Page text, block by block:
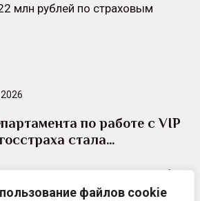
файлов cookie
млн рублей по страховым
по работе с VIP
стала…
Департамент по работе
индивидуального страхования